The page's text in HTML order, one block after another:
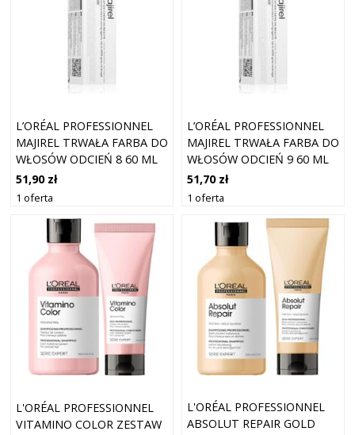
L’ORÉAL PROFESSIONNEL
MAJIREL TRWAŁA FARBA DO
WŁOSÓW ODCIEŃ 8 60 ML
51,90 zł
1 oferta
L’ORÉAL PROFESSIONNEL
MAJIREL TRWAŁA FARBA DO
WŁOSÓW ODCIEŃ 9 60 ML
51,70 zł
1 oferta
L'ORÉAL PROFESSIONNEL
VITAMINO COLOR ZESTAW
L'ORÉAL PROFESSIONNEL
ABSOLUT REPAIR GOLD